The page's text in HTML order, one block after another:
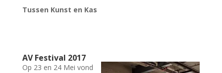
Tussen Kunst en Kas
AV Festival 2017
Op 23 en 24 Mei vond